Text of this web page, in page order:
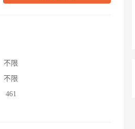
不限
不限
461